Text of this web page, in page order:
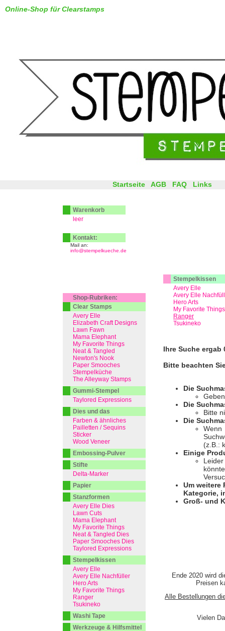
Online-Shop für Clearstamps
Stempelkissen
Avery Elle
Avery Elle
Hero Arts
My Favorite Things
Ranger
Tsukineko
Ihre Suche ergab
Bitte beachten
Die
Die
Bitte
Die
(z.B.:
Einige
Um weitere
Kategorie,
Groß- und
Ende 2020 wird
Preisen
Alle Bestellungen
Vielen
Startseite AGB FAQ Links
Warenkorb
leer
Kontakt:
Mail an:
info@stempelkueche.de
Shop-Rubriken:
Clear Stamps
Avery Elle
Elizabeth Craft Designs
Lawn Fawn
Mama Elephant
My Favorite Things
Neat & Tangled
Newton's Nook
Paper Smooches
Stempelküche
The Alleyway Stamps
Gummi-Stempel
Taylored Expressions
Dies und das
Farben & ähnliches
Pailletten / Sequins
Sticker
Wood Veneer
Embossing-Pulver
Stifte
Delta-Marker
Papier
Stanzformen
Avery Elle Dies
Lawn Cuts
Mama Elephant
My Favorite Things
Neat & Tangled Dies
Paper Smooches Dies
Taylored Expressions
Stempelkissen
Avery Elle
Avery Elle Nachfüller
Hero Arts
My Favorite Things
Ranger
Tsukineko
Washi Tape
Werkzeuge & Hilfsmittel